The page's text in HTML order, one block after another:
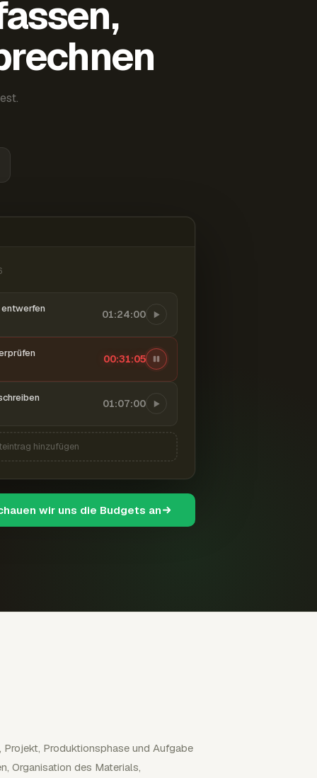
01:24:00
00:31:06
01:07:00
hinzufügen
wir uns die Budgets an
Produktionsphase und Aufgabe
Organisation des Materials,